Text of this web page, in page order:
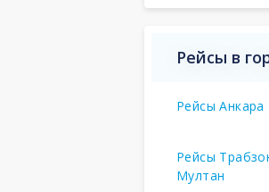
Рейсы в
Рейсы
Рейсы
Мултан